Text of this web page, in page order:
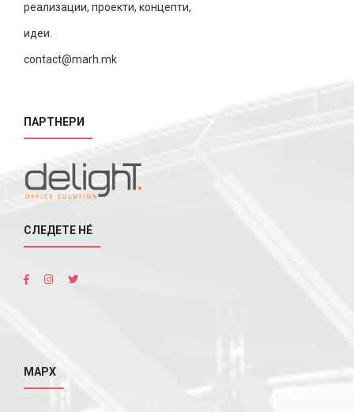
реализации, проекти, концепти,
идеи.
contact@marh.mk
ПАРТНЕРИ
СЛЕДЕТЕ НÉ
МАРХ